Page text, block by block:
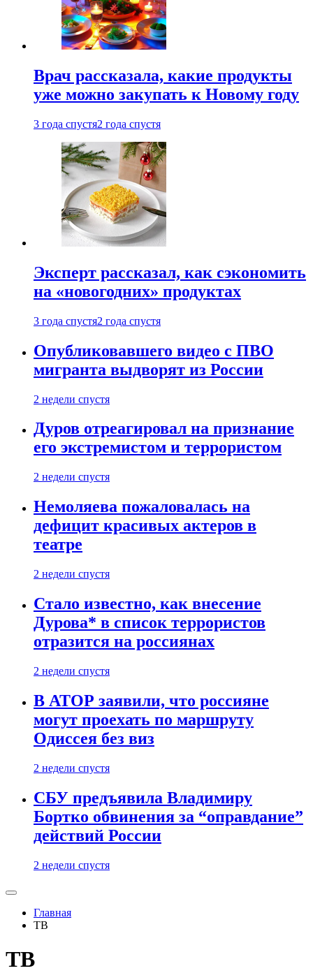
Врач рассказала, какие продукты
уже можно закупать к Новому году
3 года спустя2 года спустя
Эксперт рассказал, как сэкономить
на «новогодних» продуктах
3 года спустя2 года спустя
Опубликовавшего видео с ПВО
мигранта выдворят из России
2 недели спустя
Дуров отреагировал на признание
его экстремистом и террористом
2 недели спустя
Немоляева пожаловалась на
дефицит красивых актеров в
театре
2 недели спустя
Стало известно, как внесение
Дурова* в список террористов
отразится на россиянах
2 недели спустя
В АТОР заявили, что россияне
могут проехать по маршруту
Одиссея без виз
2 недели спустя
СБУ предъявила Владимиру
Бортко обвинения за “оправдание”
действий России
2 недели спустя
Главная
ТВ
ТВ